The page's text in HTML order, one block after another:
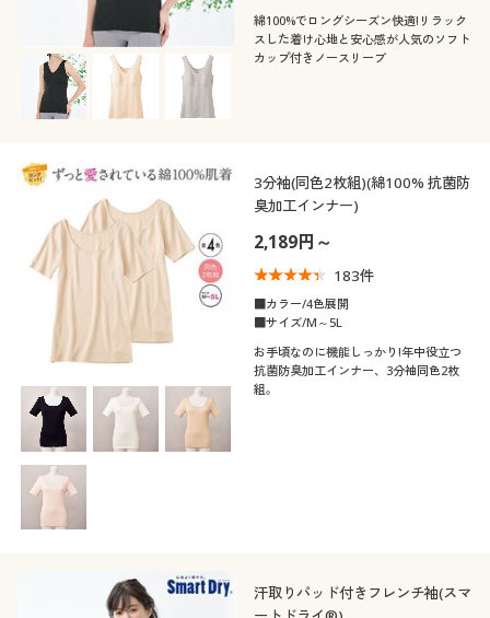
綿100%でロングシーズン快適!リラック
スした着け心地と安心感が人気のソフト
カップ付きノースリーブ
3分袖(同色2枚組)(綿100% 抗菌防
臭加工インナー)
2,189円～
183件
■カラー/4色展開
■サイズ/M～5L
お手頃なのに機能しっかり!年中役立つ
抗菌防臭加工インナー、3分袖同色2枚
組。
汗取りパッド付きフレンチ袖(スマ